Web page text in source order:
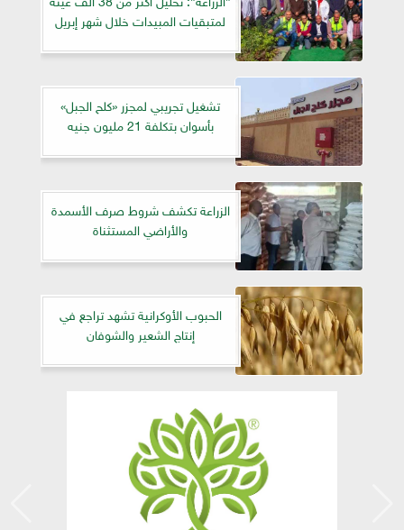
لمتبقيات المبيدات خلال شهر إبريل
تشغيل تجريبي لمجزر «كلح الجبل»
بأسوان بتكلفة 21 مليون جنيه
الزراعة تكشف شروط صرف الأسمدة
والأراضي المستثناة
الحبوب الأوكرانية تشهد تراجع في
إنتاج الشعير والشوفان